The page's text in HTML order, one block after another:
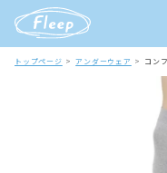
トップページ アンダーウェア コン